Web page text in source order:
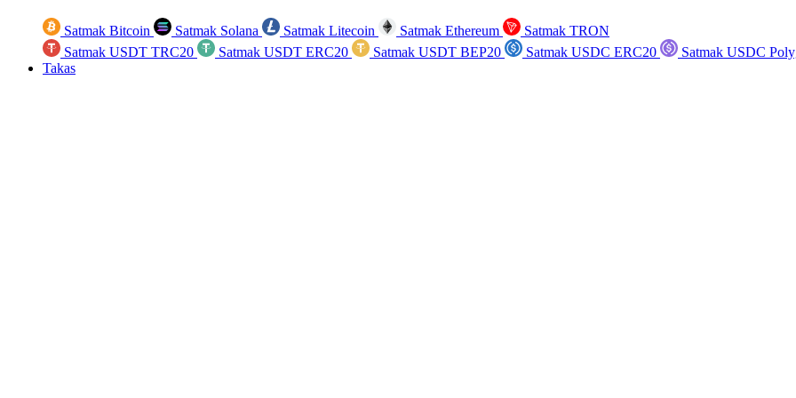
Satmak Bitcoin Satmak Solana Satmak Litecoin Satmak Ethereum
Satmak TRON
Satmak USDT TRC20
Satmak USDT ERC20 Satmak USDT BEP20 Satmak USDC ERC20
Satmak USDC
Takas